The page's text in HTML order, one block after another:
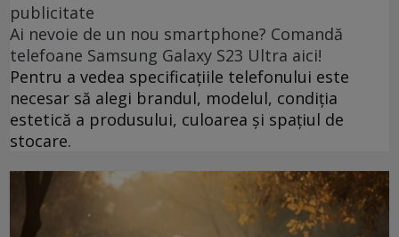
publicitate
Ai nevoie de un nou smartphone? Comandă
telefoane Samsung Galaxy S23 Ultra aici!
Pentru a vedea specificațiile telefonului este
necesar să alegi brandul, modelul, condiția
estetică a produsului, culoarea și spațiul de
stocare.